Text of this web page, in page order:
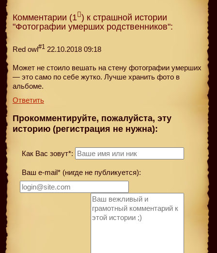
Комментарии (1 ) к страшной истории
"Фотографии умерших родственников":
Red owl#1 22.10.2018 09:18
Может не стоило вешать на стену фотографии умерших
— это само по себе жутко. Лучше хранить фото в
альбоме.
Ответить
Прокомментируйте, пожалуйста, эту
историю (регистрация не нужна):
Как Вас зовут*:
Ваш e-mail* (нигде не публикуется):